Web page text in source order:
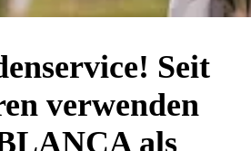
Seit
verwenden
als